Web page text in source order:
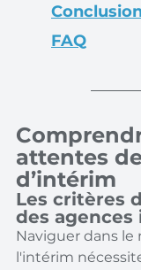
FAQ
attentes
d’intérim
Les critères
des
Naviguer dans le
l'intérim